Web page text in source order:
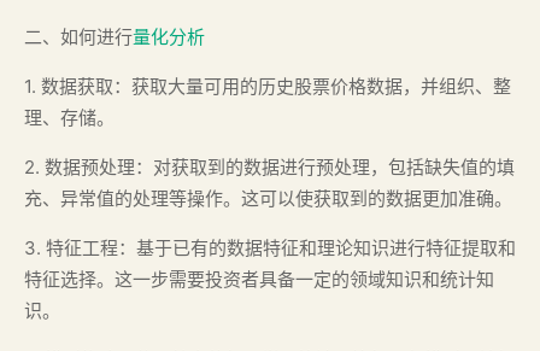
二、如何进行量化分析
1. 数据获取：获取大量可用的历史股票价格数据，并组织、整
理、存储。
2. 数据预处理：对获取到的数据进行预处理，包括缺失值的填
充、异常值的处理等操作。这可以使获取到的数据更加准确。
3. 特征工程：基于已有的数据特征和理论知识进行特征提取和
特征选择。这一步需要投资者具备一定的领域知识和统计知
识。